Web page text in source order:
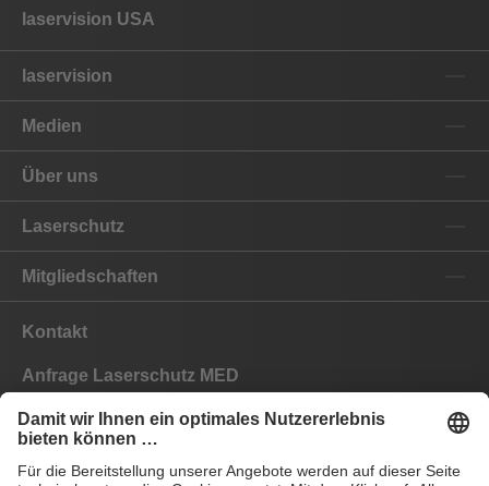
laservision USA
laservision
Medien
Über uns
Laserschutz
Mitgliedschaften
Kontakt
Anfrage Laserschutz MED
Anfrage Laserschutz IND
EYEPRO Schutzstufenrechner